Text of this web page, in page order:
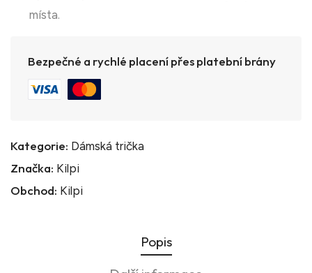
místa.
Bezpečné a rychlé placení přes platební brány
Kategorie: Dámská trička
Značka: Kilpi
Obchod: Kilpi
Popis